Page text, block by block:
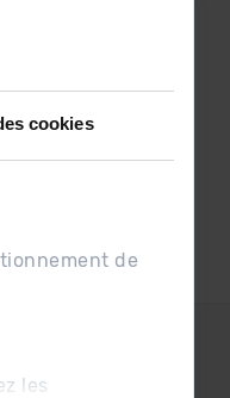
cookies
de
les